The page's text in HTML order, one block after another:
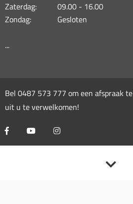
Zaterdag:
09.00 - 16.00
Zondag:
Gesloten
...
Bel 0487 573 777 om een afspraak
uit u te verwelkomen!